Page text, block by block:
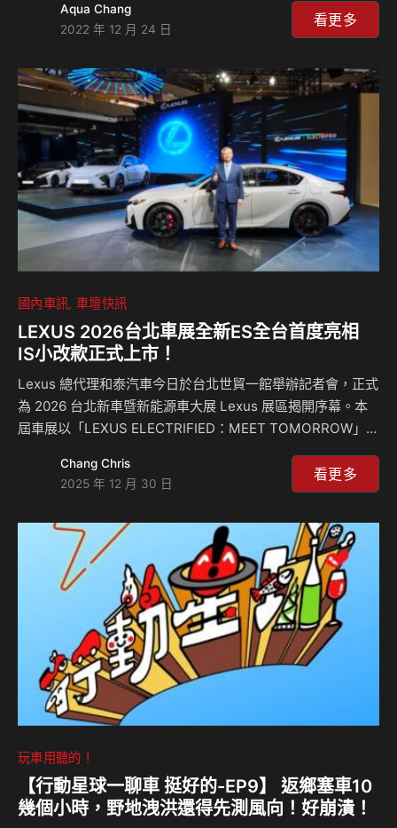
今尚未開放著實有點可惜；至於豐田博物館內的古董藏車據悉
高達140輛，其中不乏1955年第一代Crown問世前的海外經典
Aqua Chang
2022 年 12 月 24 日
看更多
國內車訊 車壇快訊
LEXUS 2026台北車展全新ES全台首度亮相
IS小改款正式上市！
Lexus 總代理和泰汽車今日於台北世貿一館舉辦記者會，正式
為 2026 台北新車暨新能源車大展 Lexus 展區揭開序幕。本
屆車展以「LEXUS ELECTRIFIED：MEET TOMORROW」為
電移動的前瞻想像，並完整呈現 Lexus 多元動力車款陣容；
隨後迎來本屆車展重要焦點——全新 IS 正式上市與 ES 全台
品牌由未來願景走向量產實踐的重要藍圖。 以人車對話為核
心 IS再定義純正後驅駕馭 IS作為Lexus後驅運動房車代表，
此次小改款以「人車對話般的暢快…
Chang Chris
2025 年 12 月 30 日
看更多
玩車用聽的！
【行動星球⼀聊車 挺好的-EP9】 返鄉塞車10
幾個小時，野地洩洪還得先測風向！好崩潰！